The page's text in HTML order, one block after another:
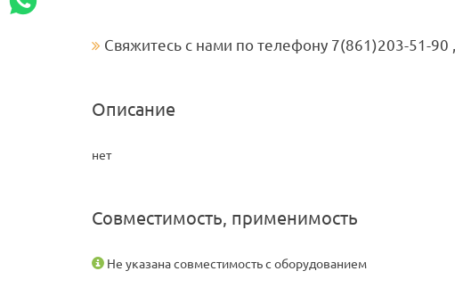
Свяжитесь с нами по телефону 7(861)203-51-
Описание
нет
Совместимость, применимость
Не указана совместимость с оборудованием